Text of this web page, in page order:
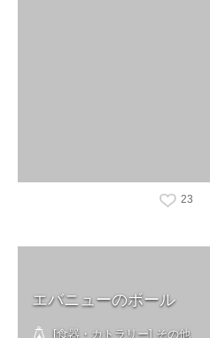
23
エバニューのボール
[食器・カトラリー] その他